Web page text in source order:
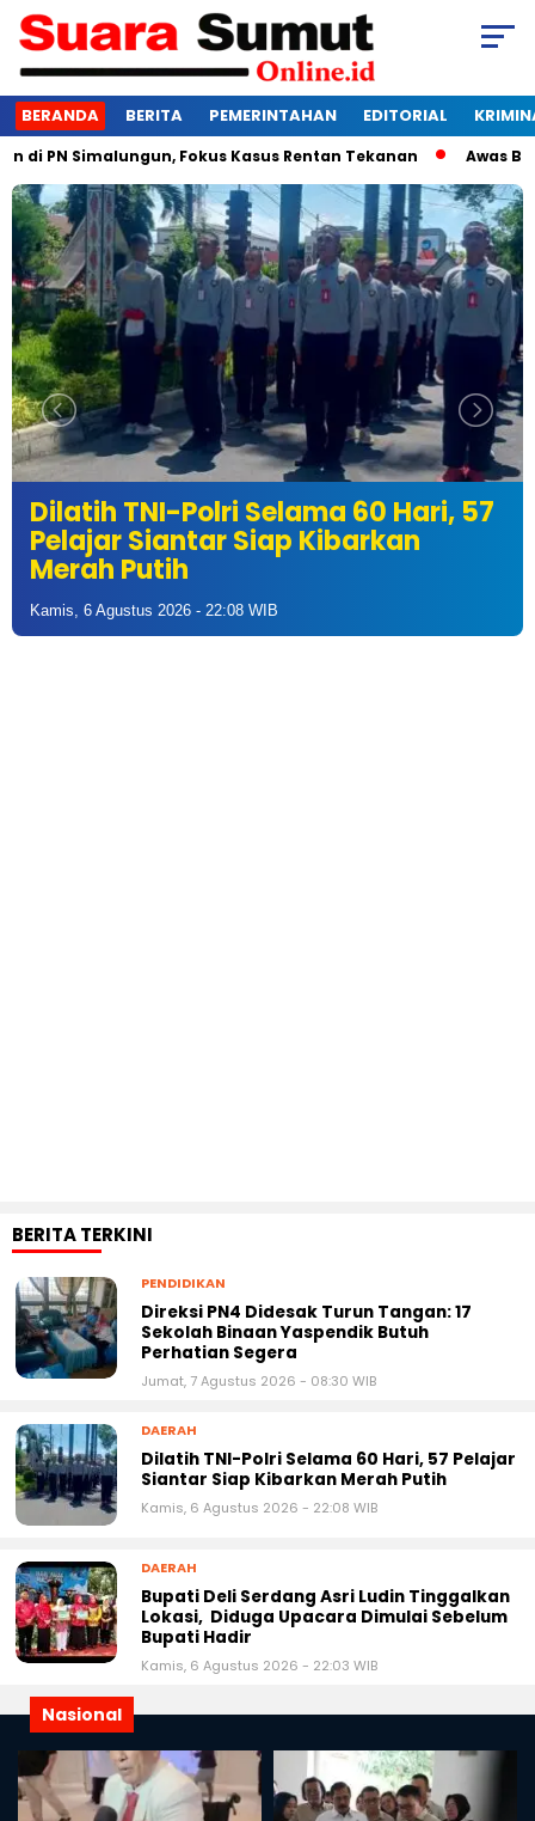
BERANDA BERITA PEMERINTAHAN EDITORIAL
Fokus Kasus Rentan Tekanan Awas Bangkrut!
Dilatih TNI-Polri Selama 60 Hari, 57
Pelajar Siantar Siap Kibarkan
Merah Putih
Kamis, 6 Agustus 2026 - 22:08 WIB
BERITA TERKINI
PENDIDIKAN
Direksi PN4 Didesak Turun Tangan: 17
Sekolah Binaan Yaspendik Butuh
Perhatian Segera
Jumat, 7 Agustus 2026 - 08:30 WIB
DAERAH
Dilatih TNI-Polri Selama 60 Hari, 57 Pelajar
Siantar Siap Kibarkan Merah Putih
Kamis, 6 Agustus 2026 - 22:08 WIB
DAERAH
Bupati Deli Serdang Asri Ludin Tinggalkan
Lokasi, Diduga Upacara Dimulai Sebelum
Bupati Hadir
Kamis, 6 Agustus 2026 - 22:03 WIB
Nasional